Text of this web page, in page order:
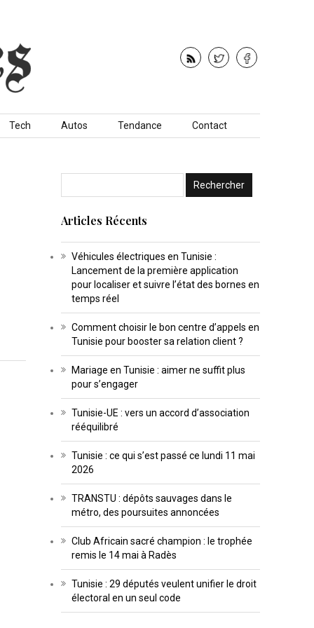
Tech Autos Tendance Contact
Articles Récents
Véhicules électriques en Tunisie :
Lancement de la première application
pour localiser et suivre l’état des bornes en
temps réel
Comment choisir le bon centre d’appels en
Tunisie pour booster sa relation client ?
Mariage en Tunisie : aimer ne suffit plus
pour s’engager
Tunisie-UE : vers un accord d’association
rééquilibré
Tunisie : ce qui s’est passé ce lundi 11 mai
2026
TRANSTU : dépôts sauvages dans le
métro, des poursuites annoncées
Club Africain sacré champion : le trophée
remis le 14 mai à Radès
Tunisie : 29 députés veulent unifier le droit
électoral en un seul code